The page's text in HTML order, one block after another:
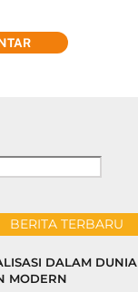
BERITA TERBARU
DALAM DUNIA
MODERN